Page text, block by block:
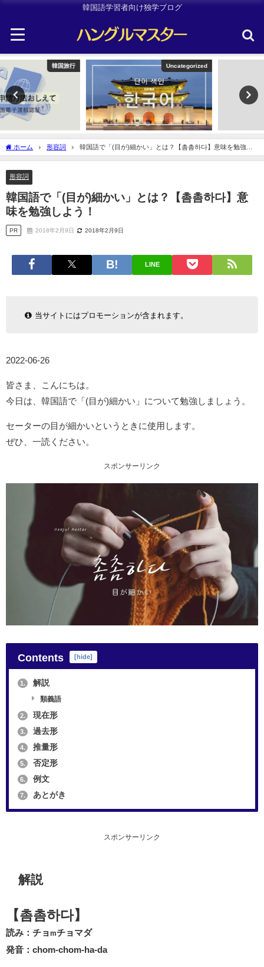
韓国語学習者向け独学ブログ
Uncategorized
ホーム 形容詞
韓国語で「(目が)細かい」とは？【촘촘하다】意味を勉強し
よう！
形容詞
韓国語で「(目が)細かい」とは？【촘촘하다】意
味を勉強しよう！
PR 2018年2月9日 2018年2月9日
LINE
当サイトにはプロモーションが含まれます。
2022-06-26
皆さま、こんにちは。
今日は、韓国語で「(目が)細かい」について勉強しましょう。
セーターの目が細かいというときに使用します。
ぜひ、一読ください。
スポンサーリンク
Contents [hide]
1. 解説
類義語
2. 現在形
3. 過去形
4. 推量形
5. 否定形
6. 例文
7. あとがき
スポンサーリンク
解説
【촘촘하다】
読み：チョ mチョマダ
発音：chom-chom-ha-da